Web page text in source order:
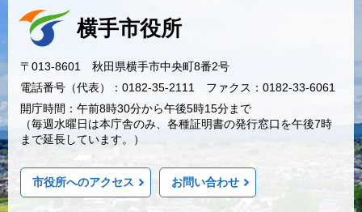
横手市役所
〒013-8601 秋田県横手市中央町8番2号
電話番号（代表）：0182-35-2111 ファクス：0182-33-6061
開庁時間：午前8時30分から午後5時15分まで
（毎週水曜日は本庁舎のみ、各種証明書の発行窓口を午後7時
まで延長しています。）
市役所へのアクセス お問い合わせ